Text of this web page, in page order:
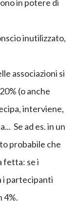
in potere di
inutilizzato,
associazioni si
(o anche
interviene,
Se ad es. in un
probabile che
fetta: se i
i partecipanti
4%.